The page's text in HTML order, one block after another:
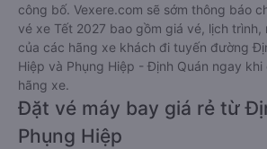
công bố. Vexere.com sẽ sớm thông báo
vé xe Tết 2027 bao gồm giá vé, lịch trình,
của các hãng xe khách đi tuyến đường
Hiệp và Phụng Hiệp - Định Quán ngay
hãng xe.
Đặt vé máy bay giá rẻ từ
Phụng Hiệp